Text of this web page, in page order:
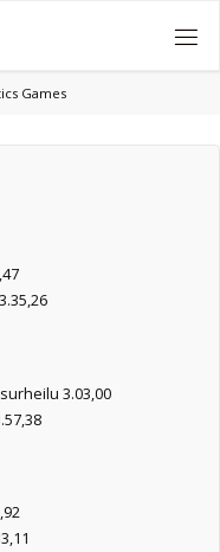
Games
3.03,00